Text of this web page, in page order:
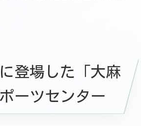
登場した「大麻
ーツセンター